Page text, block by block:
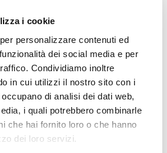
i cookie
personalizzare contenuti ed
dei social media e per
Condividiamo inoltre
in cui utilizzi il nostro sito con i
di analisi dei dati web,
i quali potrebbero combinarle
che hai fornito loro o che hanno
dei loro servizi.
al Medico curante Dott.ssa Elisabetta
le premurose cure prestate.